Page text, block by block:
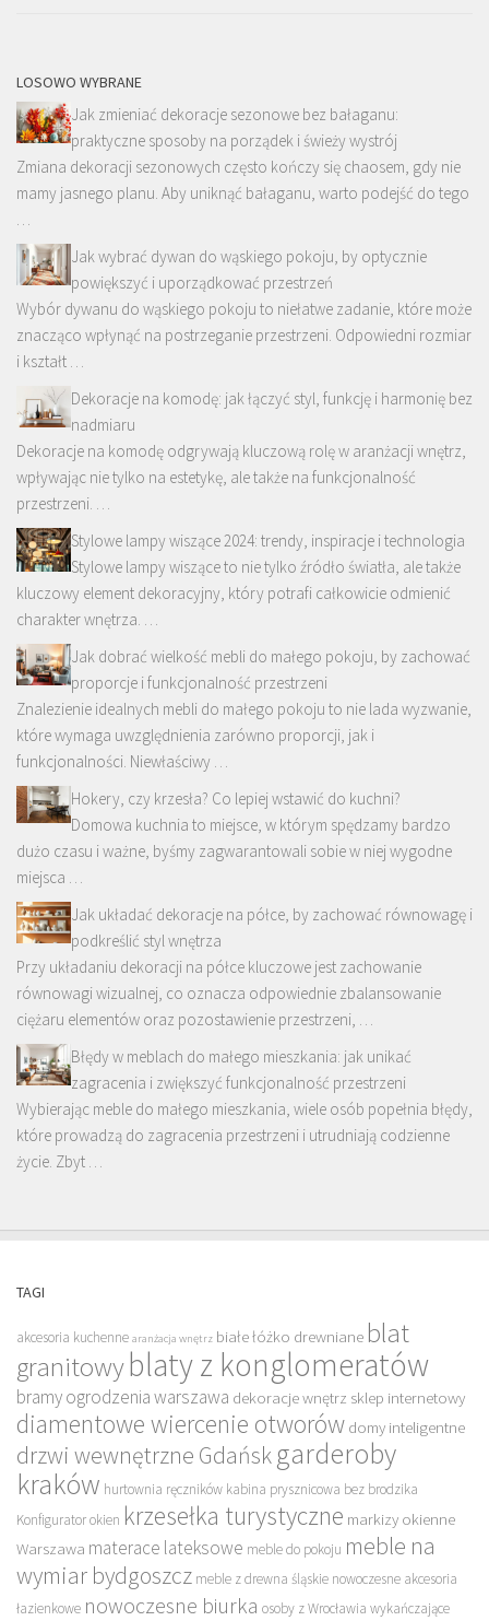
LOSOWO WYBRANE
Jak zmieniać dekoracje sezonowe bez bałaganu:
praktyczne sposoby na porządek i świeży wystrój
Zmiana dekoracji sezonowych często kończy się chaosem, gdy nie
mamy jasnego planu. Aby uniknąć bałaganu, warto podejść do tego
…
Jak wybrać dywan do wąskiego pokoju, by optycznie
powiększyć i uporządkować przestrzeń
Wybór dywanu do wąskiego pokoju to niełatwe zadanie, które może
znacząco wpłynąć na postrzeganie przestrzeni. Odpowiedni rozmiar
i kształt …
Dekoracje na komodę: jak łączyć styl, funkcję i harmonię bez
nadmiaru
Dekoracje na komodę odgrywają kluczową rolę w aranżacji wnętrz,
wpływając nie tylko na estetykę, ale także na funkcjonalność
przestrzeni. …
Stylowe lampy wiszące 2024: trendy, inspiracje i technologia
Stylowe lampy wiszące to nie tylko źródło światła, ale także
kluczowy element dekoracyjny, który potrafi całkowicie odmienić
charakter wnętrza. …
Jak dobrać wielkość mebli do małego pokoju, by zachować
proporcje i funkcjonalność przestrzeni
Znalezienie idealnych mebli do małego pokoju to nie lada wyzwanie,
które wymaga uwzględnienia zarówno proporcji, jak i
funkcjonalności. Niewłaściwy …
Hokery, czy krzesła? Co lepiej wstawić do kuchni?
Domowa kuchnia to miejsce, w którym spędzamy bardzo
dużo czasu i ważne, byśmy zagwarantowali sobie w niej wygodne
miejsca …
Jak układać dekoracje na półce, by zachować równowagę i
podkreślić styl wnętrza
Przy układaniu dekoracji na półce kluczowe jest zachowanie
równowagi wizualnej, co oznacza odpowiednie zbalansowanie
ciężaru elementów oraz pozostawienie przestrzeni, …
Błędy w meblach do małego mieszkania: jak unikać
zagracenia i zwiększyć funkcjonalność przestrzeni
Wybierając meble do małego mieszkania, wiele osób popełnia błędy,
które prowadzą do zagracenia przestrzeni i utrudniają codzienne
życie. Zbyt …
TAGI
akcesoria kuchenne aranżacja wnętrz białe łóżko drewniane blat
granitowyblaty z konglomeratów
bramy ogrodzenia warszawa dekoracje wnętrz sklep internetowy
diamentowe wiercenie otworów domy inteligentne
drzwi wewnętrzne Gdańsk garderoby
kraków hurtownia ręczników kabina prysznicowa bez brodzika
Konfigurator okien krzesełka turystyczne markizy okienne
Warszawa materace lateksowe meble do pokoju meble na
wymiar bydgoszcz meble z drewna śląskie nowoczesne akcesoria
łazienkowe nowoczesne biurka osoby z Wrocławia wykańczające